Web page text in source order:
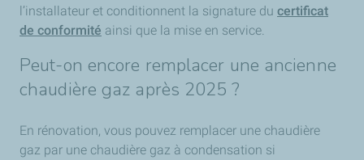
l’installateur et conditionnent la signature du certificat
de conformité ainsi que la mise en service.
Peut-on encore remplacer une ancienne
chaudière gaz après 2025 ?
En rénovation, vous pouvez remplacer une chaudière
gaz par une chaudière gaz à condensation si